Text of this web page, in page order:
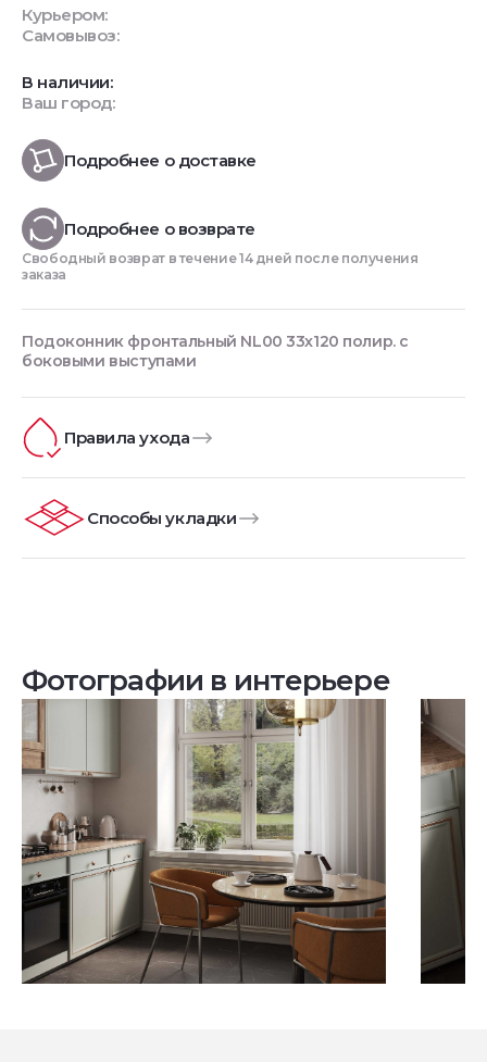
Курьером:
Самовывоз:
В наличии:
Ваш город:
Подробнее о доставке
Подробнее о возврате
Свободный возврат в течение 14 дней после получения
заказа
Подоконник фронтальный NL00 33х120 полир. с
боковыми выступами
Правила ухода
Способы укладки
Фотографии в интерьере
Посмотреть все проекты